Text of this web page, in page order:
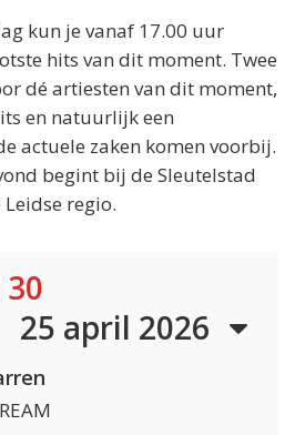
kun je vanaf 17.00 uur
hits van dit moment. Twee
dé artiesten van dit moment,
en natuurlijk een
actuele zaken komen voorbij.
begint bij de Sleutelstad
regio.
25 april 2026